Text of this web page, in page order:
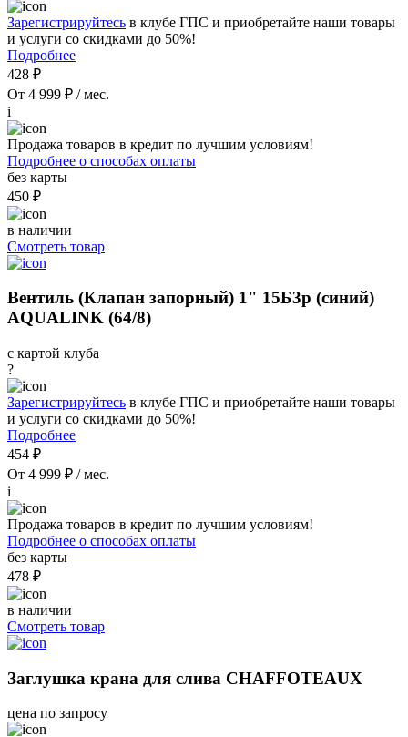
Зарегистрируйтесь в клубе ГПС и приобретайте наши товары
и услуги со скидками до 50%!
Подробнее
428 ₽
От 4 999 ₽ / мес.
i
Продажа товаров в кредит по лучшим условиям!
Подробнее о способах оплаты
без карты
450 ₽
в наличии
Смотреть товар
Вентиль (Клапан запорный) 1" 15Б3р (синий)
AQUALINK (64/8)
с картой клуба
?
Зарегистрируйтесь в клубе ГПС и приобретайте наши товары
и услуги со скидками до 50%!
Подробнее
454 ₽
От 4 999 ₽ / мес.
i
Продажа товаров в кредит по лучшим условиям!
Подробнее о способах оплаты
без карты
478 ₽
в наличии
Смотреть товар
Заглушка крана для слива CHAFFOTEAUX
цена по запросу